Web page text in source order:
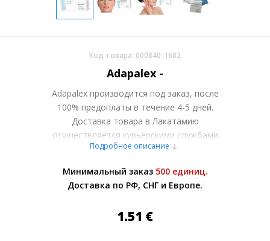
Код товара: 000840-1682
Adapalex -
Adapalex производится под заказ, после
100% предоплаты в течение 4-5 дней.
Доставка товара в Лакатамию
осуществляется курьерскими службами
или самовывозом со склада в Москве.
менеджером.
Оплата производится в рублях. Цены на
07.08.2026. Текущий курс 10 руб.=
Подробное описание
Минимальный заказ 500 единиц.
Доставка по РФ, СНГ и Европе.
1.51 €